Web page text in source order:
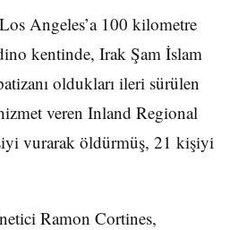
Angeles’a 100 kilometre
kentinde, Irak Şam İslam
oldukları ileri sürülen
veren Inland Regional
vurarak öldürmüş, 21 kişiyi
Ramon Cortines,